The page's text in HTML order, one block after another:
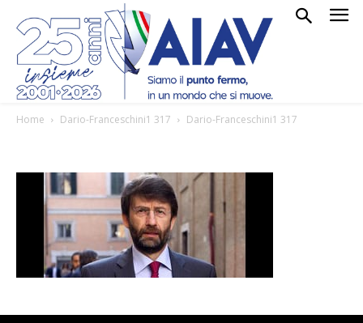
Home Dario-Franceschini1 317 Dario-Franceschini1 317